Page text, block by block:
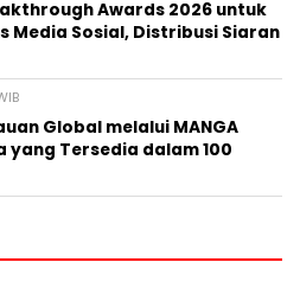
Awards 2026 untuk
Media Sosial, Distribusi Siaran
Global melalui MANGA
yang Tersedia dalam 100